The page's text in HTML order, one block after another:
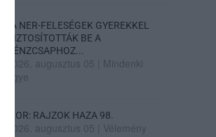
„A NER-FELESÉGEK GYEREKKEL
BIZTOSÍTOTTÁK BE A
PÉNZCSAPHOZ...
2026. augusztus 05
Mindenki
ügye
SIOR: RAJZOK HAZA 98.
2026. augusztus 05 Vélemény